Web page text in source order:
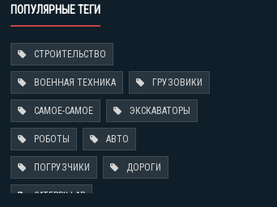
ПОПУЛЯРНЫЕ ТЕГИ
СТРОИТЕЛЬСТВО
ВОЕННАЯ ТЕХНИКА ГРУЗОВИКИ
САМОЕ-САМОЕ ЭКСКАВАТОРЫ
РОБОТЫ АВТО
ПОГРУЗЧИКИ ДОРОГИ
CATERPILLAR